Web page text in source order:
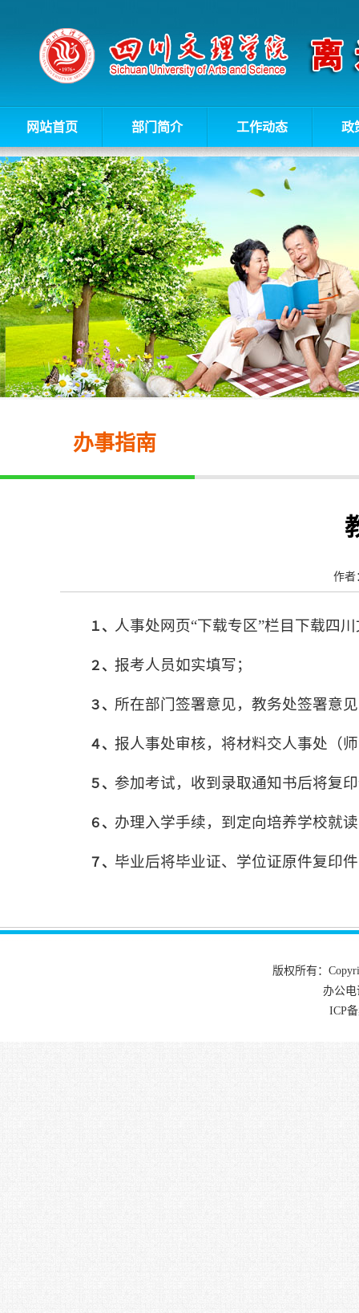
网站首页 部门简介 工作动态 政
办事指南
作者
１、 人事处网页“下载专区”栏目下载四
２、 报考人员如实填写；
３、 所在部门签署意见，教务处签署意
４、 报人事处审核，将材料交人事处（
５、 参加考试，收到录取通知书后将复
６、 办理入学手续，到定向培养学校就
７、 毕业后将毕业证、学位证原件复印
版权所有：
办公电
ICP备